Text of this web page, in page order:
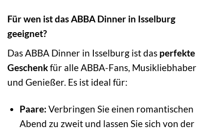
Für wen ist das ABBA Dinner in Isselburg
geeignet?
Das ABBA Dinner in Isselburg ist das perfekte
Geschenkfür alle ABBA-Fans, Musikliebhaber
und Genießer. Es ist ideal für:
Paare: Verbringen Sie einen romantischen
Abend zu zweit und lassen Sie sich von der